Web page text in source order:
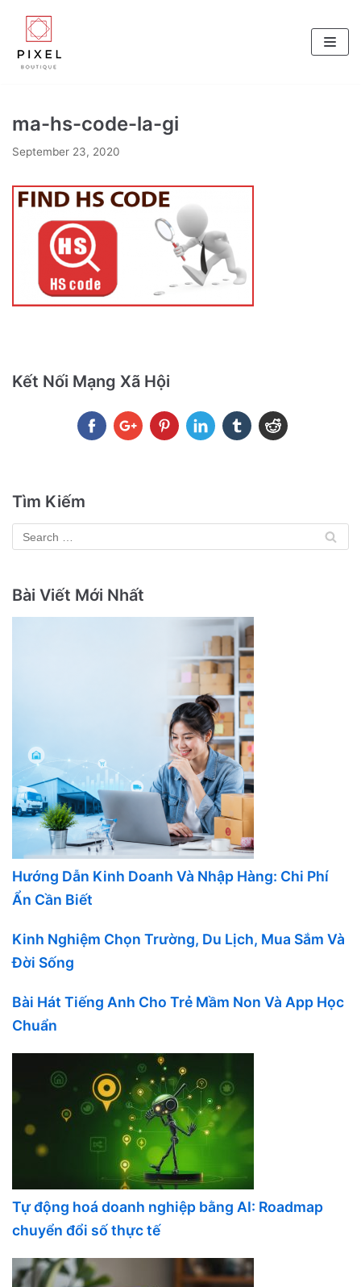
Skip
to
content
ma-hs-code-la-gi
September 23, 2020
Kết Nối Mạng Xã Hội
Tìm Kiếm
Bài Viết Mới Nhất
Hướng Dẫn Kinh Doanh Và Nhập Hàng: Chi Phí
Ẩn Cần Biết
Kinh Nghiệm Chọn Trường, Du Lịch, Mua Sắm Và
Đời Sống
Bài Hát Tiếng Anh Cho Trẻ Mầm Non Và App Học
Chuẩn
Tự động hoá doanh nghiệp bằng AI: Roadmap
chuyển đổi số thực tế